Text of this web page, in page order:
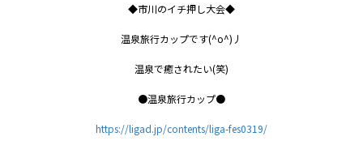
◆市川のイチ押し大会◆
温泉旅行カップです(^o^)丿
温泉で癒されたい(笑)
●温泉旅行カップ●
https://ligad.jp/contents/liga-fes0319/